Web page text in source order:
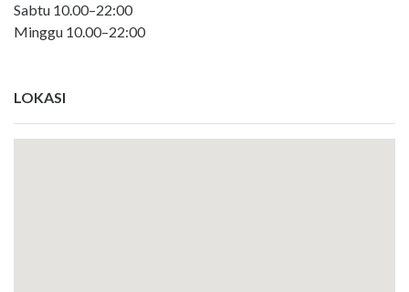
Sabtu 10.00–22:00
Minggu 10.00–22:00
LOKASI